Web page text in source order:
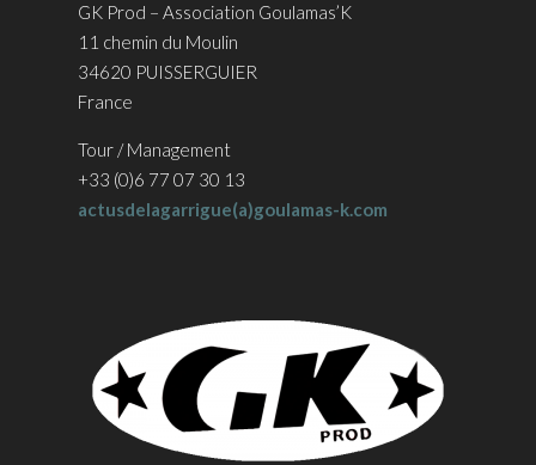
GK Prod – Association Goulamas’K
11 chemin du Moulin
34620 PUISSERGUIER
France
Tour / Management
+33 (0)6 77 07 30 13
actusdelagarrigue(a)goulamas-k.com